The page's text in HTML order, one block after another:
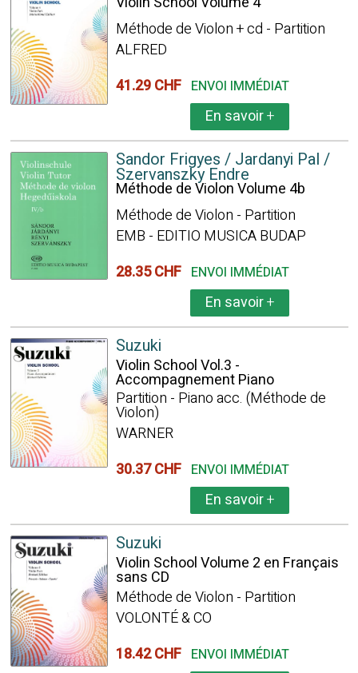
Méthode de Violon + cd - Partition
ALFRED
41.29 CHF ENVOI IMMÉDIAT
En savoir+
Sandor Frigyes / Jardanyi Pal /
Szervanszky Endre
Méthode de Violon Volume 4b
Méthode de Violon - Partition
EMB - EDITIO MUSICA BUDAP
28.35 CHF ENVOI IMMÉDIAT
En savoir+
Suzuki
Violin School Vol.3 -
Accompagnement Piano
Partition - Piano acc. (Méthode de
Violon)
WARNER
30.37 CHF ENVOI IMMÉDIAT
En savoir+
Suzuki
Violin School Volume 2 en Français
sans CD
Méthode de Violon - Partition
VOLONTÉ & CO
18.42 CHF ENVOI IMMÉDIAT